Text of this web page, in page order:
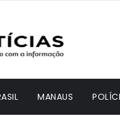
MANAUS